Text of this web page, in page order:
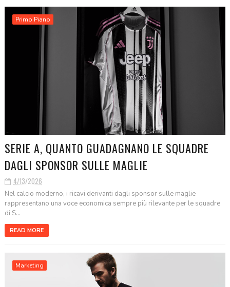
Primo Piano
SERIE A, QUANTO GUADAGNANO LE SQUADRE
DAGLI SPONSOR SULLE MAGLIE
4/13/2026
Nel calcio moderno, i ricavi derivanti dagli sponsor sulle maglie
rappresentano una voce economica sempre più rilevante per le squadre
di S...
READ MORE
Marketing